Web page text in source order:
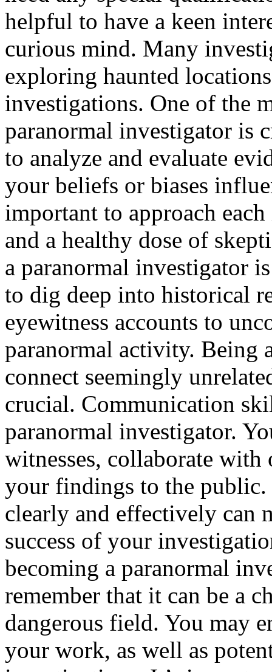
helpful to have a keen
curious mind. Many
exploring haunted
investigations. One of the
paranormal investigator is
to analyze and evaluate
your beliefs or biases
important to approach
and a healthy dose of
a paranormal investigator
to dig deep into historical
eyewitness accounts to
paranormal activity. Being
connect seemingly
crucial. Communication
paranormal investigator.
witnesses, collaborate with
your findings to the
clearly and effectively can
success of your
becoming a paranormal
remember that it can be a
dangerous field. You may
your work, as well as